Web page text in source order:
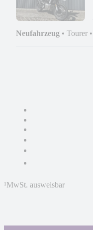
Neufahrzeug • Tourer •
¹MwSt. ausweisbar